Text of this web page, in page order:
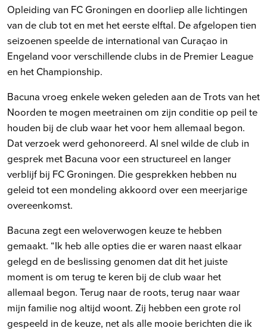
Opleiding van FC Groningen en doorliep alle lichtingen
van de club tot en met het eerste elftal. De afgelopen tien
seizoenen speelde de international van Curaçao in
Engeland voor verschillende clubs in de Premier League
en het Championship.
Bacuna vroeg enkele weken geleden aan de Trots van het
Noorden te mogen meetrainen om zijn conditie op peil te
houden bij de club waar het voor hem allemaal begon.
Dat verzoek werd gehonoreerd. Al snel wilde de club in
gesprek met Bacuna voor een structureel en langer
verblijf bij FC Groningen. Die gesprekken hebben nu
geleid tot een mondeling akkoord over een meerjarige
overeenkomst.
Bacuna zegt een weloverwogen keuze te hebben
gemaakt. “Ik heb alle opties die er waren naast elkaar
gelegd en de beslissing genomen dat dit het juiste
moment is om terug te keren bij de club waar het
allemaal begon. Terug naar de roots, terug naar waar
mijn familie nog altijd woont. Zij hebben een grote rol
gespeeld in de keuze, net als alle mooie berichten die ik